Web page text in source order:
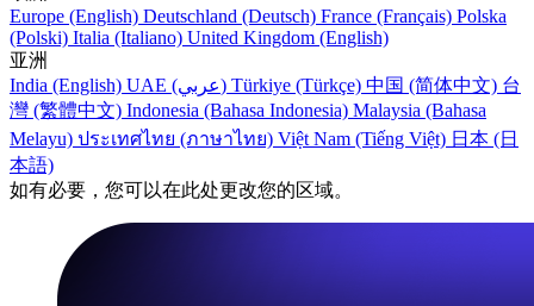
Europe (English) Deutschland (Deutsch) France (Français) Polska
(Polski) Italia (Italiano) United Kingdom (English)
亚洲
India (English)
UAE (عربي) Türkiye (Türkçe) 中国 (简体中文) 台
灣 (繁體中文) Indonesia (Bahasa Indonesia) Malaysia (Bahasa
Melayu) ประเทศไทย (ภาษาไทย) Việt Nam (Tiếng Việt) 日本 (日
本語)
如有必要，您可以在此处更改您的区域。